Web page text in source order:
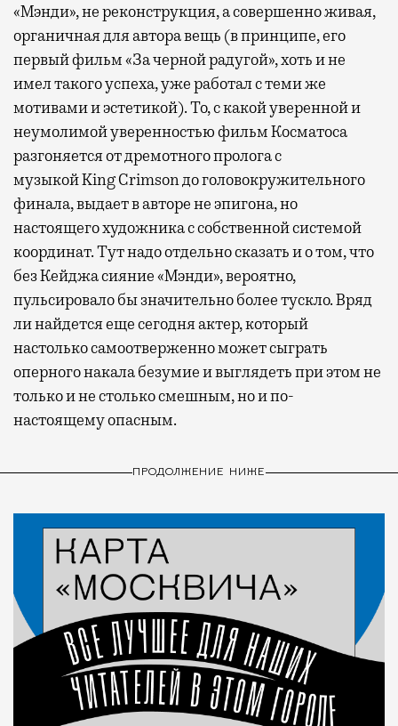
«Мэнди», не реконструкция, а совершенно живая,
органичная для автора вещь (в принципе, его
первый фильм «За черной радугой», хоть и не
имел такого успеха, уже работал с теми же
мотивами и эстетикой). То, с какой уверенной и
неумолимой уверенностью фильм Косматоса
разгоняется от дремотного пролога с
музыкойKingCrimsonдо головокружительного
финала, выдает в авторе не эпигона, но
настоящего художника с собственной системой
координат. Тут надо отдельно сказать и о том, что
без Кейджа сияние «Мэнди», вероятно,
пульсировало бы значительно более тускло. Вряд
ли найдется еще сегодня актер, который
настолько самоотверженно может сыграть
оперного накала безумие и выглядеть при этом не
только и не столько смешным, но и по-
настоящему опасным.
ПРОДОЛЖЕНИЕ НИЖЕ